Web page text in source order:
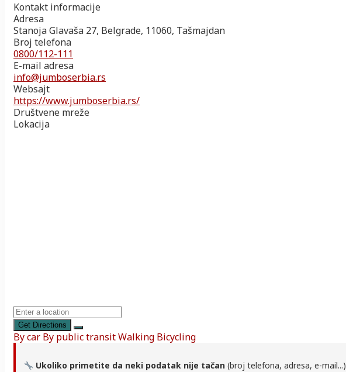
Kontakt informacije
Adresa
Stanoja Glavaša 27, Belgrade, 11060, Tašmajdan
Broj telefona
0800/112-111
E-mail adresa
info@jumboserbia.rs
Websajt
https://www.jumboserbia.rs/
Društvene mreže
Lokacija
Get Directions
By car By public transitWalking Bicycling
Ukoliko primetite da neki podatak nije tačan(broj telefona, adresa, e-mail...)